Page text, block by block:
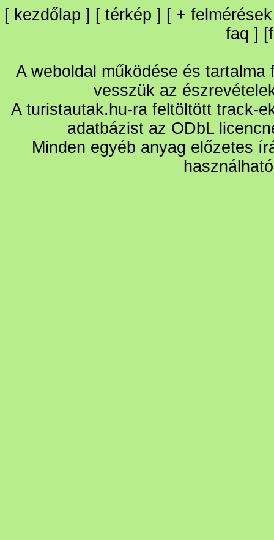
[ kezdőlap ] [ térkép ] [ + felmérések
faq ] [
A weboldal működése és
vesszük az
A turistautak.hu-ra feltöltött track-
adatbázist az ODbL
Minden egyéb anyag előzetes